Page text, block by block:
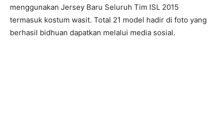
menggunakan Jersey Baru Seluruh Tim ISL 2015
termasuk kostum wasit. Total 21 model hadir di foto yang
berhasil bidhuan dapatkan melalui media sosial.